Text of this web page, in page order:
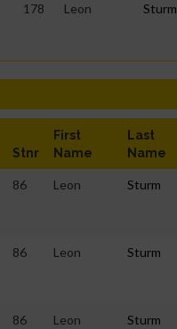
178 Leon Sturm
Stnr
First
Name
Last
Name
86 Leon Sturm
86 Leon Sturm
86 Leon Sturm